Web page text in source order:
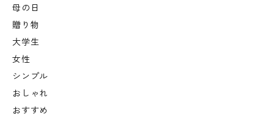
母の日
贈り物
大学生
女性
シンプル
おしゃれ
おすすめ